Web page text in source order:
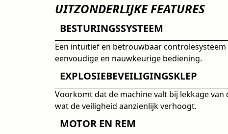
UITZONDERLIJKE FEATURES
BESTURINGSSYSTEEM
Een intuïtief en betrouwbaar
eenvoudige en nauwkeurige bediening.
EXPLOSIEBEVEILIGINGSKLEP
Voorkomt dat de machine valt bij lekkage van
wat de veiligheid aanzienlijk verhoogt.
MOTOR EN REM